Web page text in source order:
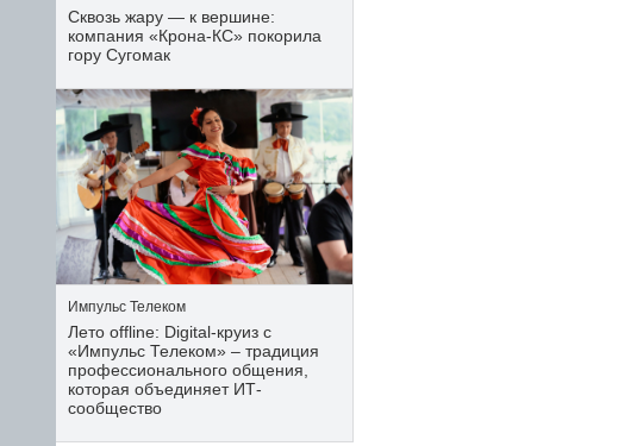
Сквозь жару — к вершине:
компания «Крона‑КС» покорила
гору Сугомак
Импульс Телеком
Лето offline: Digital-круиз с
«Импульс Телеком» – традиция
профессионального общения,
которая объединяет ИТ-
сообщество